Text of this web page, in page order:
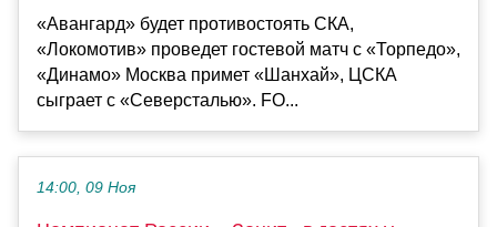
«Авангард» будет противостоять СКА,
«Локомотив» проведет гостевой матч с «Торпедо»,
«Динамо» Москва примет «Шанхай», ЦСКА
сыграет с «Северсталью». FO...
14:00, 09 Ноя